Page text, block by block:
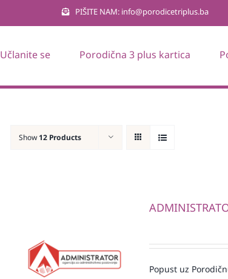
PIŠITE NAM: info@porodicetriplus.ba
Učlanite se Porodična 3 plus kartica
Show 12 Products
Popust uz